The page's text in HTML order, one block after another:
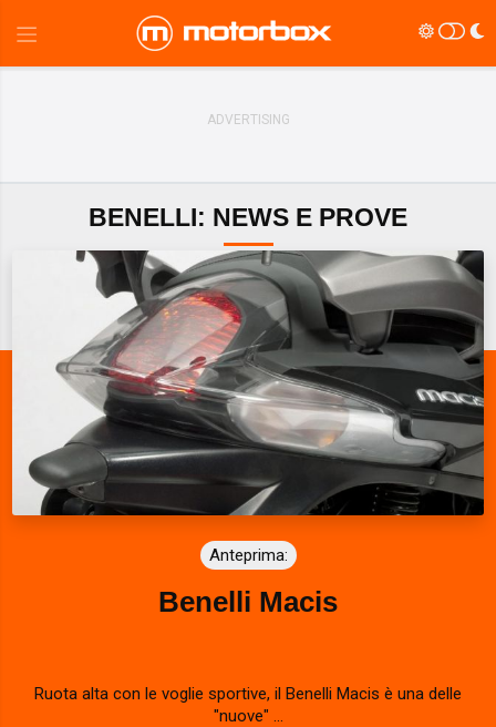
BENELLI: NEWS E PROVE
Anteprima:
Benelli Macis
Ruota alta con le voglie sportive, il Benelli Macis è una delle
"nuove" ...